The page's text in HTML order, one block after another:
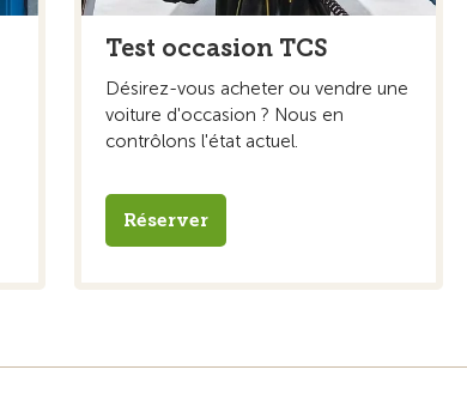
Test occasion TCS
Désirez-vous acheter ou vendre une
voiture d'occasion ? Nous en
contrôlons l'état actuel.
Réserver